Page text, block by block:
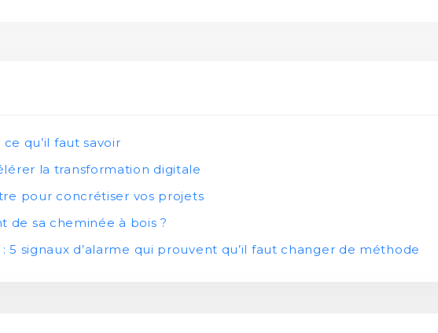
qu’il faut savoir
la transformation digitale
pour concrétiser vos projets
sa cheminée à bois ?
5 signaux d’alarme qui prouvent qu’il faut changer de méthode